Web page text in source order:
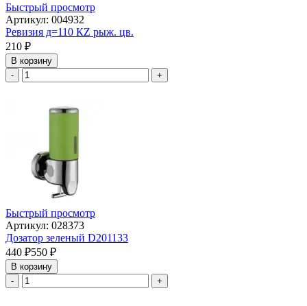
Быстрый просмотр
Артикул: 004932
Ревизия д=110 КZ рыж. цв.
210 ₽
В корзину
-
+
Быстрый просмотр
Артикул: 028373
Дозатор зеленый D201133
440 ₽550 ₽
В корзину
-
+